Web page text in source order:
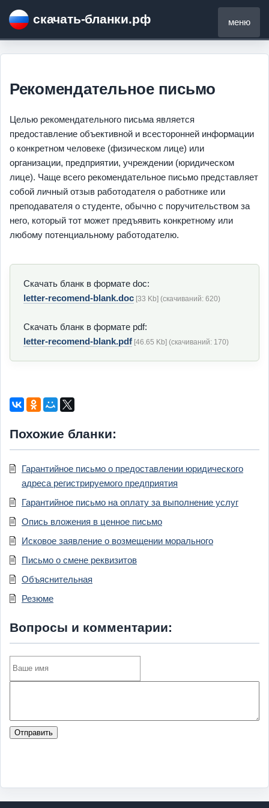
скачать-бланки.рф
Рекомендательное письмо
Целью рекомендательного письма является
предоставление объективной и всесторонней информации
о конкретном человеке (физическом лице) или
организации, предприятии, учреждении (юридическом
лице). Чаще всего рекомендательное письмо представляет
собой личный отзыв работодателя о работнике или
преподавателя о студенте, обычно с поручительством за
него, который тот может предъявить конкретному или
любому потенциальному работодателю.
Скачать бланк в формате doc:
letter-recomend-blank.doc [33 Kb] (cкачиваний: 620)
Скачать бланк в формате pdf:
letter-recomend-blank.pdf [46.65 Kb] (cкачиваний: 170)
Похожие бланки:
Гарантийное письмо о предоставлении юридического
адреса регистрируемого предприятия
Гарантийное письмо на оплату за выполнение услуг
Опись вложения в ценное письмо
Исковое заявление о возмещении морального
Письмо о смене реквизитов
Объяснительная
Резюме
Вопросы и комментарии:
Отправить
меню